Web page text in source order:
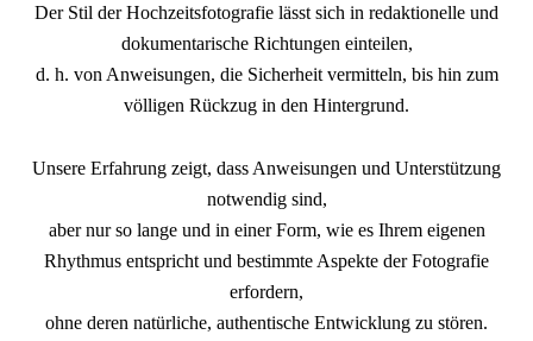
Der Stil der Hochzeitsfotografie lässt sich in redaktionelle und
dokumentarische Richtungen einteilen,
d. h. von Anweisungen, die Sicherheit vermitteln, bis hin zum
völligen Rückzug in den Hintergrund.
Unsere Erfahrung zeigt, dass Anweisungen und Unterstützung
notwendig sind,
aber nur so lange und in einer Form, wie es Ihrem eigenen
Rhythmus entspricht und bestimmte Aspekte der Fotografie
erfordern,
ohne deren natürliche, authentische Entwicklung zu stören.